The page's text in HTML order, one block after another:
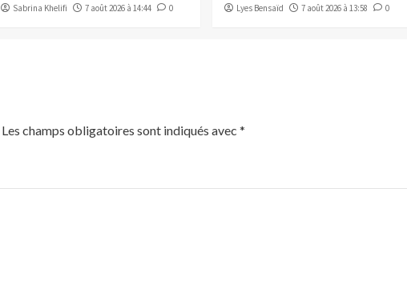
Sabrina Khelifi 7 août 2026 à 14:44 0 Lyes Bensaïd 7 août 2026 à 13:58 0
Les champs obligatoires sont indiqués avec *